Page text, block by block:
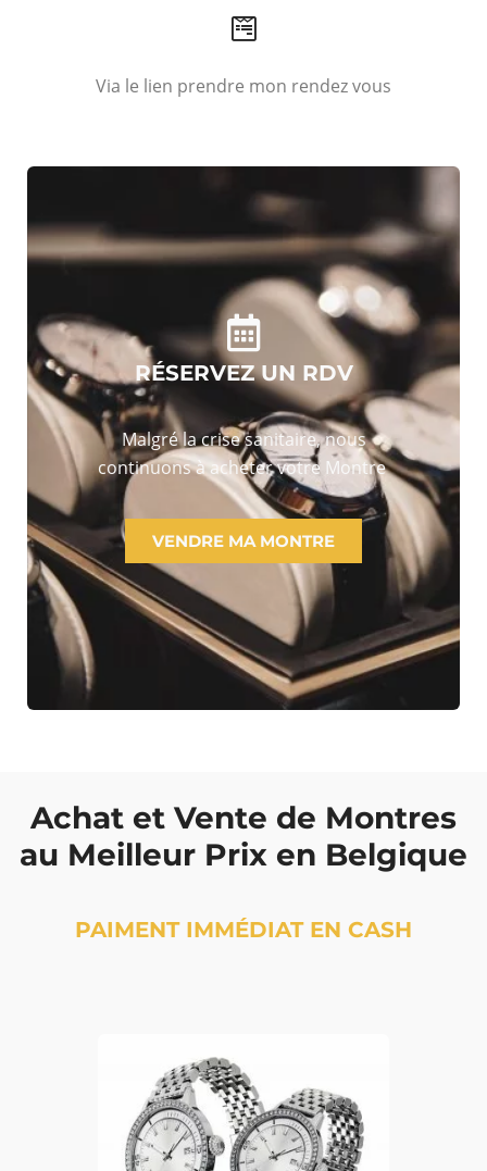
Via le lien prendre mon rendez vous
RÉSERVEZ UN RDV
Malgré la crise sanitaire, nous
continuons à acheter votre Montre
VENDRE MA MONTRE
Achat et Vente de Montres
au Meilleur Prix en Belgique
PAIMENT IMMÉDIAT EN CASH